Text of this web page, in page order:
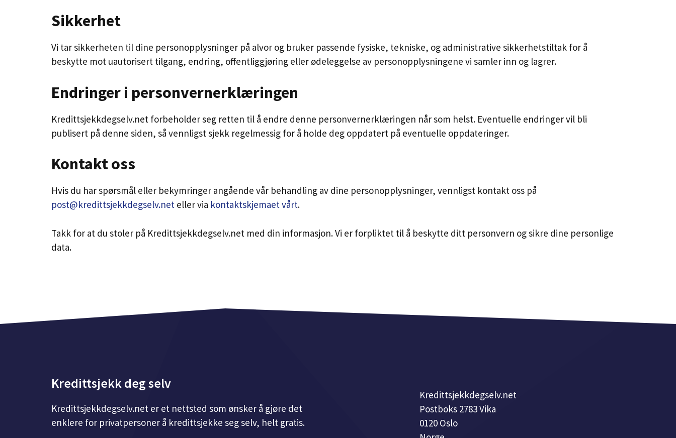
Sikkerhet
Vi tar sikkerheten til dine personopplysninger på alvor og bruker passende fysiske, tekniske, og administrative sikkerhetstiltak for å
beskytte mot uautorisert tilgang, endring, offentliggjøring eller ødeleggelse av personopplysningene vi samler inn og lagrer.
Endringer i personvernerklæringen
Kredittsjekkdegselv.net forbeholder seg retten til å endre denne personvernerklæringen når som helst. Eventuelle endringer vil bli
publisert på denne siden, så vennligst sjekk regelmessig for å holde deg oppdatert på eventuelle oppdateringer.
Kontakt oss
Hvis du har spørsmål eller bekymringer angående vår behandling av dine personopplysninger, vennligst kontakt oss på
post@kredittsjekkdegselv.net eller via kontaktskjemaet vårt.
Takk for at du stoler på Kredittsjekkdegselv.net med din informasjon. Vi er forpliktet til å beskytte ditt personvern og sikre dine personlige
data.
Kredittsjekk deg selv
Kredittsjekkdegselv.net er et nettsted som ønsker å gjøre det
enklere for privatpersoner å kredittsjekke seg selv, helt gratis.
Kredittsjekkdegselv.net
Postboks 2783 Vika
0120 Oslo